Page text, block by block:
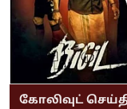
கோலிவுட்